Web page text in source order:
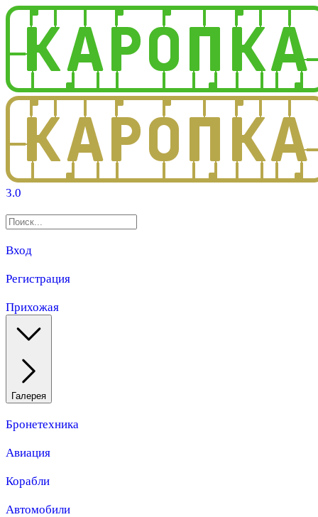
3.0
Вход
Регистрация
Прихожая
Галерея
Бронетехника
Авиация
Корабли
Автомобили